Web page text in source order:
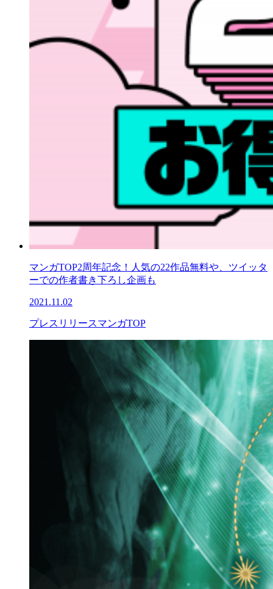
マンガTOP2周年記念！人気の22作品無料や、ツイッタ
ーでの作者書き下ろし企画も
2021.11.02
プレスリリースマンガTOP